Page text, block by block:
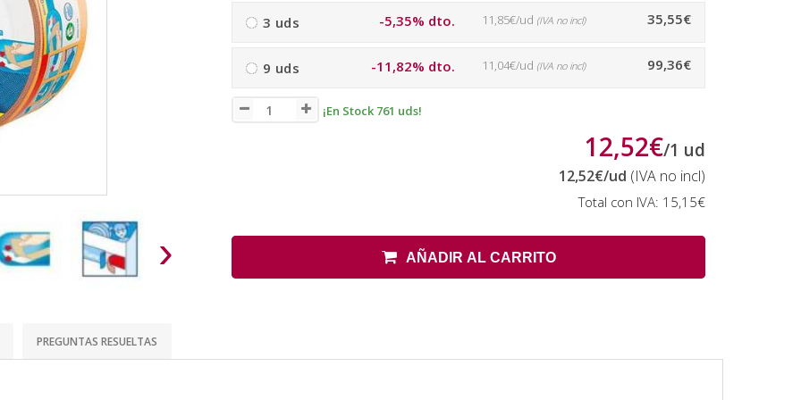
›
3 uds -5,35% dto. 35,55€
11,85€/ud (IVA no incl)
9 uds -11,82% dto. 99,36€
11,04€/ud (IVA no incl)
¡En Stock 761 uds!
12,52€/1 ud
12,52€/ud (IVA no incl)
Total con IVA: 15,15€
AÑADIR AL CARRITO
PREGUNTAS RESUELTAS